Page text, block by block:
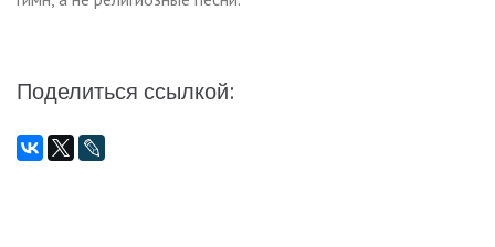
Поделиться ссылкой: